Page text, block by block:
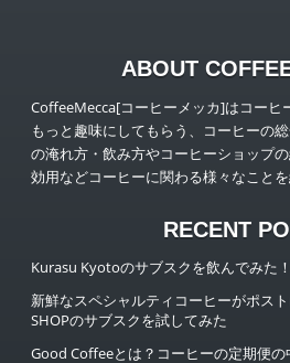
ABOUT
CoffeeMecca[コーヒーメッカ]はコーヒ
もっと趣味にしてもらう、コーヒーの
の淹れ方・飲み方やコーヒーショップ
効用などコーヒーに関わる様々なことを
RECENT
Kurasu Kyotoのサブスクを飲んでみた
新鮮なスペシャルティコーヒーがポスト
SHOPのサブスクを試してみた
Good Coffeeとは？コーヒーの定期便の